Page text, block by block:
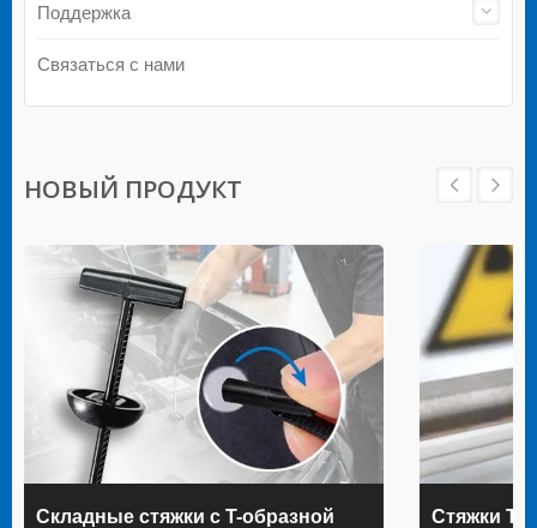
Поддержка
Связаться с нами
НОВЫЙ ПРОДУКТ
Складные стяжки с T-образной
Стяжки